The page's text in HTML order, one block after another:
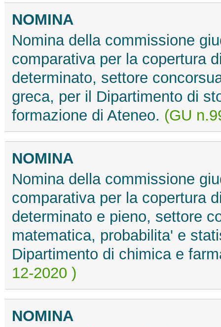
NOMINA
Nomina della commissione
comparativa per la copertura
determinato, settore
greca, per il Dipartimento di
formazione di Ateneo. (GU
NOMINA
Nomina della commissione
comparativa per la copertura
determinato e pieno, settore
matematica, probabilita' e
Dipartimento di chimica e
12-2020 )
NOMINA